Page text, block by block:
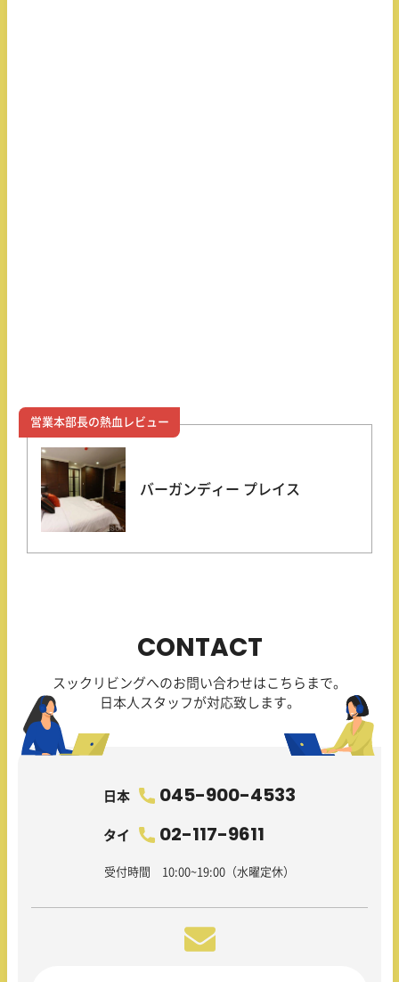
営業本部長の熱血レビュー
バーガンディー プレイス
CONTACT
スックリビングへのお問い合わせはこちらまで。
日本人スタッフが対応致します。
日本 045-900-4533
タイ 02-117-9611
受付時間 10:00~19:00（水曜定休）